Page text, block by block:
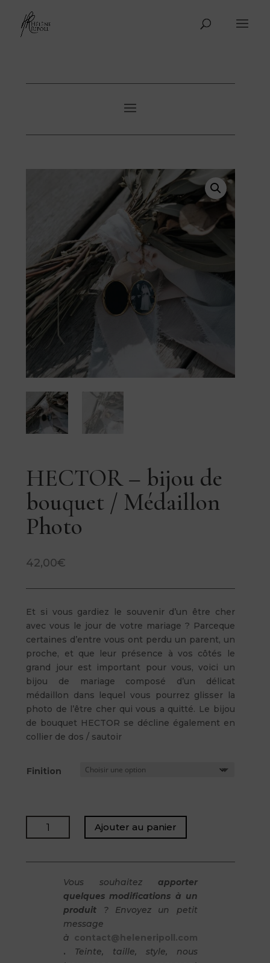
HECTOR – bijou de
bouquet / Médaillon
Photo
42,00€
Et si vous gardiez le souvenir d’un être cher
avec vous le jour de votre mariage ? Parceque
certaines d’entre vous ont perdu un parent, un
proche, et que leur présence à vos côtés le
grand jour est important pour vous, voici un
bijou de mariage composé d’un délicat
médaillon dans lequel vous pourrez glisser la
photo de l’être cher qui vous a quitté. Le bijou
de bouquet HECTOR se décline également en
collier de dos / sautoir
Finition
quantité
de
-
Médaillon
Ajouter au panier
Vous souhaitez apporter
quelques modifications à un
produit ? Envoyez un petit
message
à contact@heleneripoll.com
. Teinte, taille, style, nous